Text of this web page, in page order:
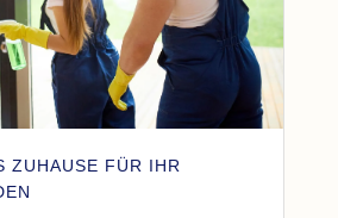
ZUHAUSE FÜR IHR